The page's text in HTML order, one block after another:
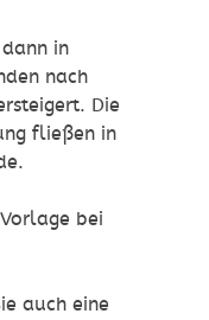
in
nach
Die
fließen in
bei
auch eine